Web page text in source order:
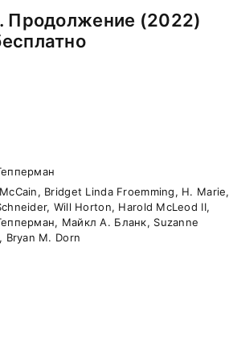
Продолжение (2022)
Bridget Linda Froemming, H. Marie,
Will Horton, Harold McLeod II,
Майкл А. Бланк, Suzanne
Bryan M. Dorn